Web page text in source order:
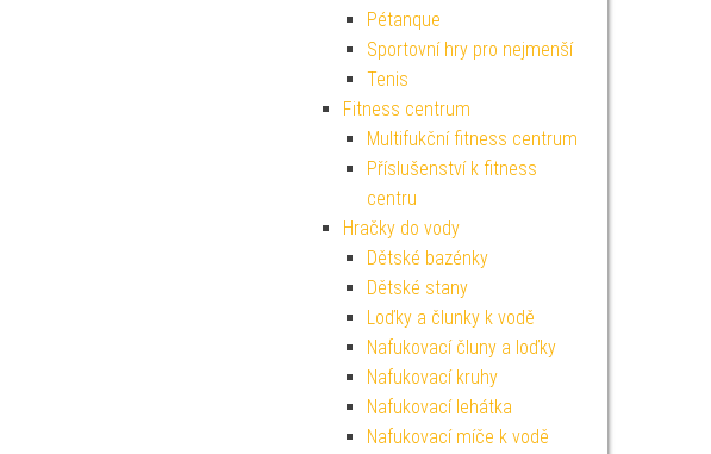
Pétanque
Sportovní hry pro nejmenší
Tenis
Fitness centrum
Multifukční fitness centrum
Příslušenství k fitness
centru
Hračky do vody
Dětské bazénky
Dětské stany
Loďky a člunky k vodě
Nafukovací čluny a loďky
Nafukovací kruhy
Nafukovací lehátka
Nafukovací míče k vodě